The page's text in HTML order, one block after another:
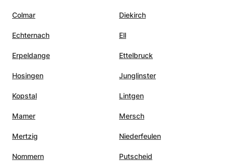
Colmar Diekirch
Echternach Ell
Erpeldange Ettelbruck
Hosingen Junglinster
Kopstal Lintgen
Mamer Mersch
Mertzig Niederfeulen
Nommern Putscheid